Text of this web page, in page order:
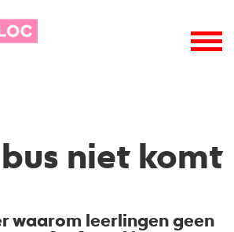
niet komt
waarom leerlingen geen